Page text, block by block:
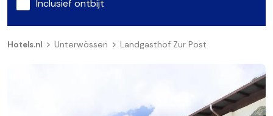
Inclusief ontbijt
Hotels.nl Unterwössen Landgasthof Zur Post